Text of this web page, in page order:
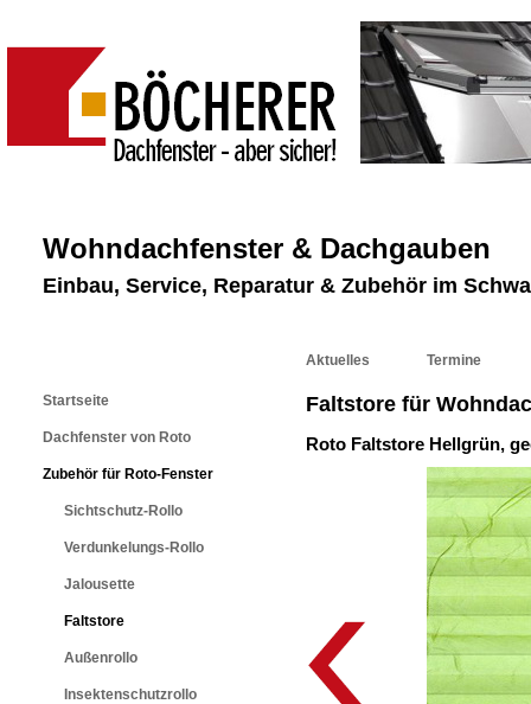
Wohndachfenster & Dachgauben
Einbau, Service, Reparatur & Zubehör im
Startseite
Dachfenster von Roto
Zubehör für Roto-Fenster
Sichtschutz-Rollo
Verdunkelungs-Rollo
Jalousette
Faltstore
Außenrollo
Insektenschutzrollo
Aktuelles Termine
Faltstore für
Roto Faltstore Hellgrün,